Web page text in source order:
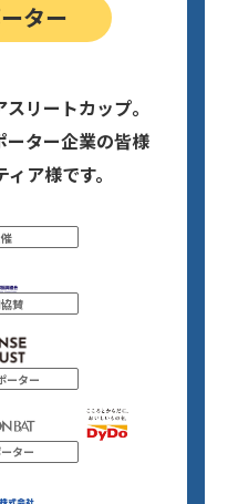
ター
リートカップ。
ーター企業の皆様
ア様です。
賛
ーター
ター